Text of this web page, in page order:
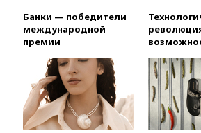
Банки — победители
международной
премии